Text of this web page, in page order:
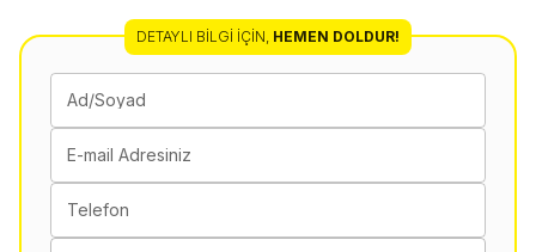
DETAYLI BILGI İÇIN HEMEN DOLDUR!
Ad/Soyad
E-mail Adresiniz
Telefon